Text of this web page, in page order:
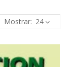
Mostrar: